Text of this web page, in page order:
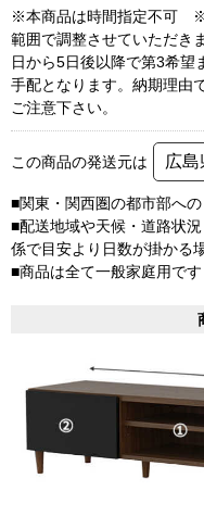
※本商品は時間指定不可 ※
範囲で調整させていただき
日から5日後以降で第3希望
手配となります。納期理由
ご注意下さい。
この商品の発送元は 広島
■関東・関西圏の都市部へ
■配送地域や天候・道路状
係で目安より日数が掛かる
■商品は全て一般家庭用で